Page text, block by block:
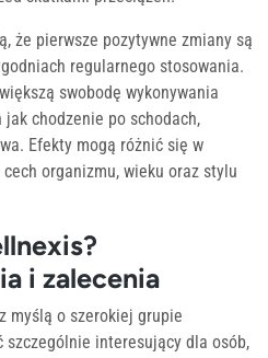
że pierwsze pozytywne zmiany są
regularnego stosowania.
swobodę wykonywania
chodzenie po schodach,
Efekty mogą różnić się w
organizmu, wieku oraz stylu
i zalecenia
myślą o szerokiej grupie
szczególnie interesujący dla osób,